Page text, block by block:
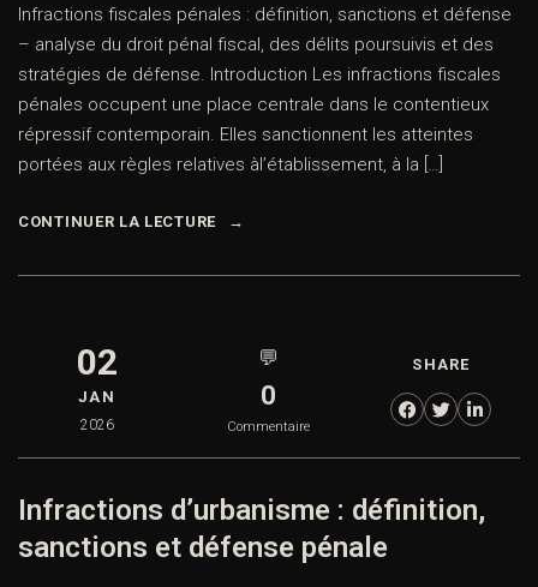
Infractions fiscales pénales : définition, sanctions et défense
– analyse du droit pénal fiscal, des délits poursuivis et des
stratégies de défense. Introduction Les infractions fiscales
pénales occupent une place centrale dans le contentieux
répressif contemporain. Elles sanctionnent les atteintes
portées aux règles relatives àl’établissement, à la […]
CONTINUER LA LECTURE
02
JAN
2026
💬
0
Commentaire
SHARE
Infractions d’urbanisme : définition,
sanctions et défense pénale